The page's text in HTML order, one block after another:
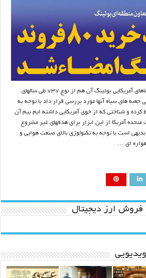
تحقیقات درباره سقوط هواپیماهای آمریکایی بوئینگ آن هم از نوع ۷۳۷ طی سالهای
جعبه های سیاه آنها مورد بررسی قرار داد با توجه به
کرده و شناختی که از خوی آمریکایی داشته ایم بیم آن
متحده آمریکا از این ابزار برای هدفهای غیر مشروع
است با توجه به تکنولوژی بالای صنعت هوایی و
ای …
فروش ارز دیجیتال